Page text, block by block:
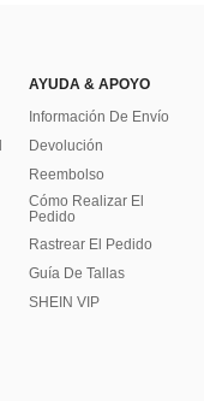
AYUDA & APOYO
Información De Envío
Devolución
Reembolso
Cómo Realizar El
Pedido
Rastrear El Pedido
Guía De Tallas
SHEIN VIP